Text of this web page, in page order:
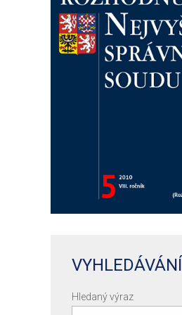
VYHLEDÁVÁNÍ
Hledaný výraz